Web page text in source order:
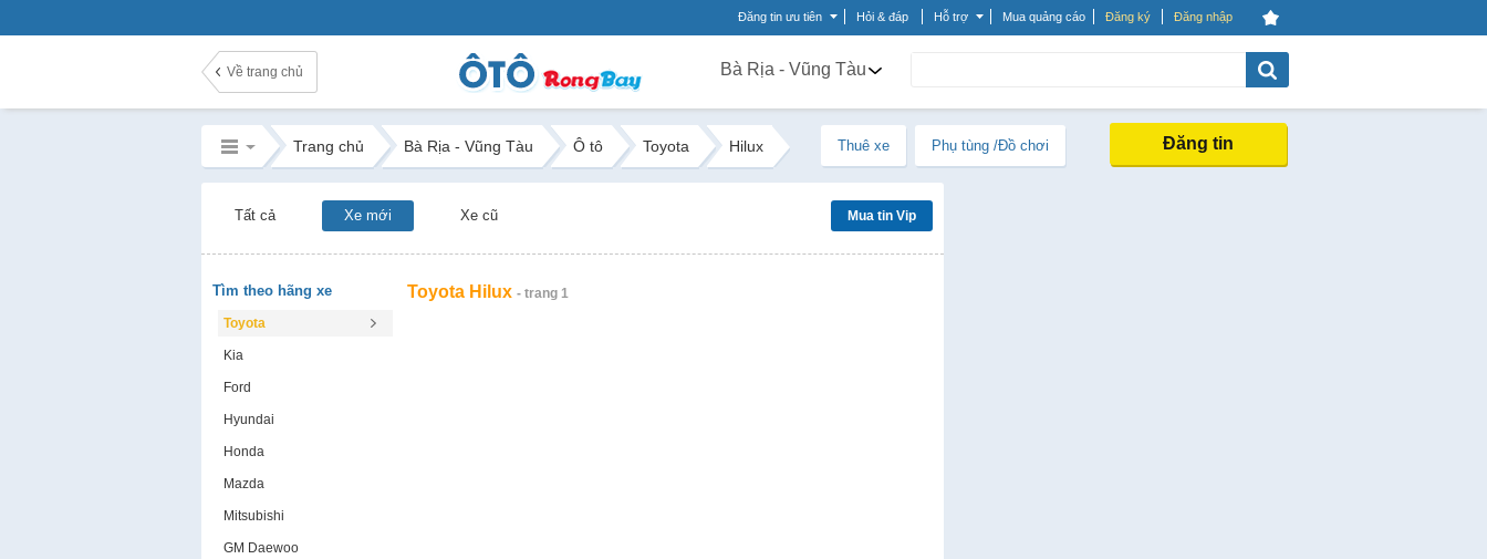
Đăng tin ưu tiên Hỏi & đáp Hỗ trợ Mua quảng cáo Đăng ký Đăng nhập
Về trang chủ Bà Rịa - Vũng Tàu
Trang chủ Bà Rịa - Vũng Tàu Ô tô Toyota Hilux Thuê xe Phụ tùng /Đồ chơi Đăng tin
Tất cả Xe mới Xe cũ Mua tin Vip
Tìm theo hãng xe
Toyota
Kia
Ford
Hyundai
Honda
Mazda
Mitsubishi
GM Daewoo
Toyota Hilux - trang 1